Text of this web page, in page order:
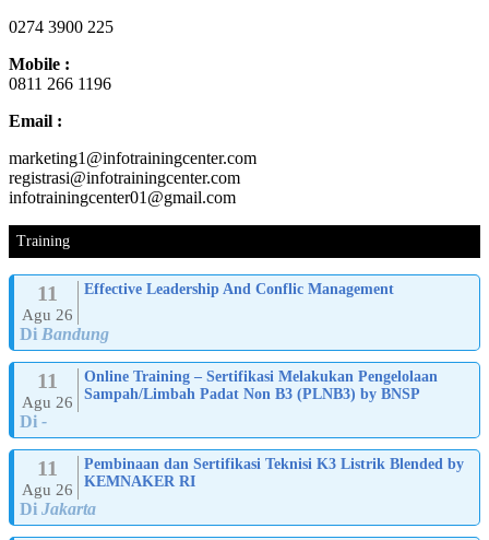
0274 3900 225
Mobile :
0811 266 1196
Email :
marketing1@infotrainingcenter.com
registrasi@infotrainingcenter.com
infotrainingcenter01@gmail.com
Training
11
Agu 26
Effective Leadership And Conflic Management
Di Bandung
11
Agu 26
Online Training – Sertifikasi Melakukan Pengelolaan
Sampah/Limbah Padat Non B3 (PLNB3) by BNSP
Di -
11
Agu 26
Pembinaan dan Sertifikasi Teknisi K3 Listrik Blended by
KEMNAKER RI
Di Jakarta